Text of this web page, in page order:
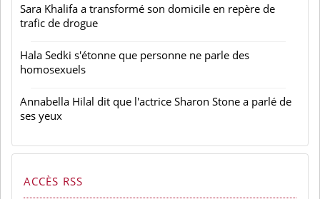
Sara Khalifa a transformé son domicile en repère de
trafic de drogue
Hala Sedki s'étonne que personne ne parle des
homosexuels
Annabella Hilal dit que l'actrice Sharon Stone a parlé de
ses yeux
ACCÈS RSS